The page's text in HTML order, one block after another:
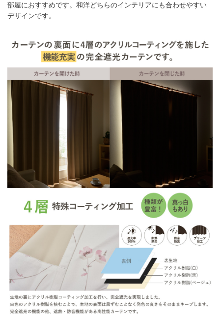
部屋におすすめです。和洋どちらのインテリアにも合わせやすい
デザインです。